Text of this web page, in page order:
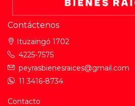
Contáctenos
Ituzaingó 1702
4225-7575
peyrasbienesraices@gmail.com
11 3416-8734
Contacto